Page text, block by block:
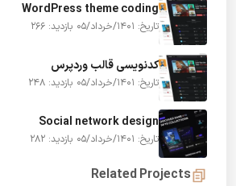
WordPress theme coding
تاریخ: 1401/خرداد/05 بازدید: 266
کدنویسی قالب وردپرس
تاریخ: 1401/خرداد/05 بازدید: 248
Social network design
تاریخ: 1401/خرداد/05 بازدید: 282
Related Projects